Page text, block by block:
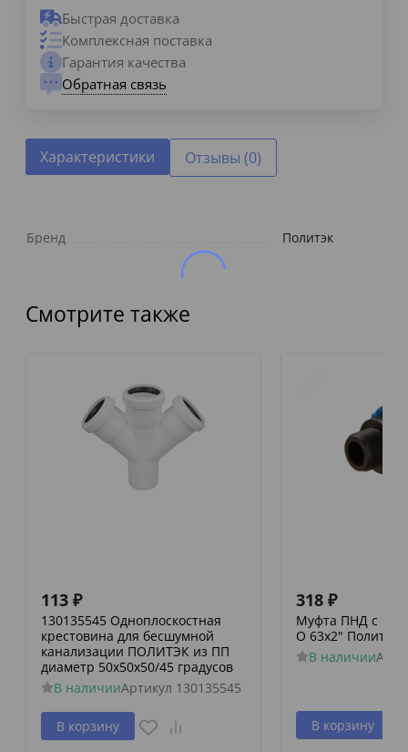
Быстрая доставка
Комплексная поставка
Гарантия качества
Обратная связь
Характеристики Отзывы (0)
Бренд Политэк
Смотрите также
113 ₽
130135545 Одноплоскостная
крестовина для бесшумной
канализации ПОЛИТЭК из ПП
диаметр 50х50х50/45 градусов
В наличииАртикул 130135545
В корзину
318 ₽
Муфта ПНД с
O 63x2" Политэк
В наличии
В корзину